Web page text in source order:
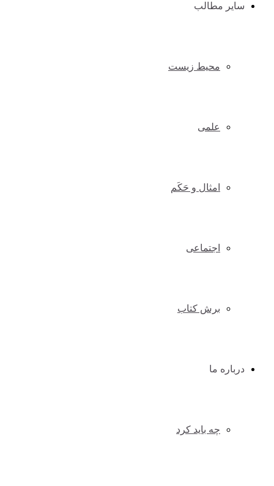
سایر مطالب
محیط زیست
علمی
امثال و حَکَم
اجتماعی
برش کتاب
درباره ما
چه باید کرد